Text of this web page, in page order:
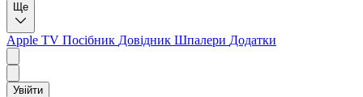
Ще
Apple TV Посібник Довідник Шпалери Додатки
Увійти